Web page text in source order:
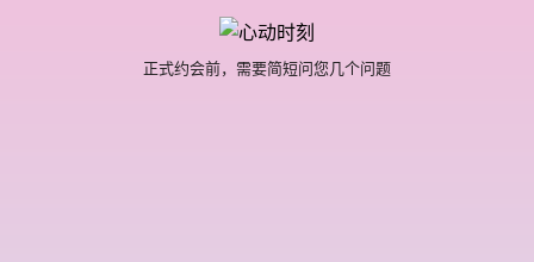
正式约会前，需要简短问您几个问题